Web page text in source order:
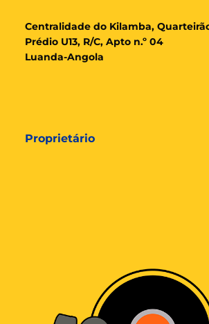
Centralidade do Kilamba,
Prédio U13, R/C, Apto n.º 04
Luanda-Angola
Proprietário